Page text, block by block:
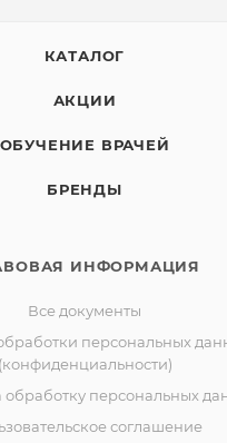
КАТАЛОГ
АКЦИИ
ОБУЧЕНИЕ ВРАЧЕЙ
БРЕНДЫ
ИНФОРМАЦИЯ
Все документы
персональных
(конфиденциальности)
обработку персональных
соглашение